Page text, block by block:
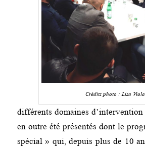
Crédits photo : Lisa
différents domaines
en outre été présentés dont le
spécial » qui, depuis plus de 10